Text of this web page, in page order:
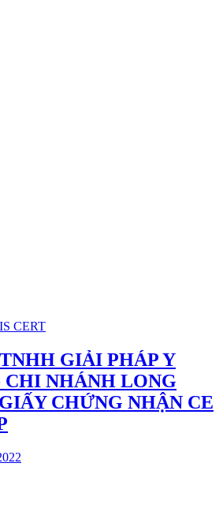
CERT
GIẢI PHÁP Y
CHI NHÁNH LONG
CHỨNG NHẬN CE